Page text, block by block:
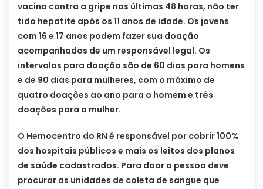
vacina contra a gripe nas últimas 48 horas, não ter
tido hepatite após os 11 anos de idade. Os jovens
com 16 e 17 anos podem fazer sua doação
acompanhados de um responsável legal. Os
intervalos para doação são de 60 dias para homens
e de 90 dias para mulheres, com o máximo de
quatro doações ao ano para o homem e três
doações para a mulher.
O Hemocentro do RN é responsável por cobrir 100%
dos hospitais públicos e mais os leitos dos planos
de saúde cadastrados. Para doar a pessoa deve
procurar as unidades de coleta de sangue que